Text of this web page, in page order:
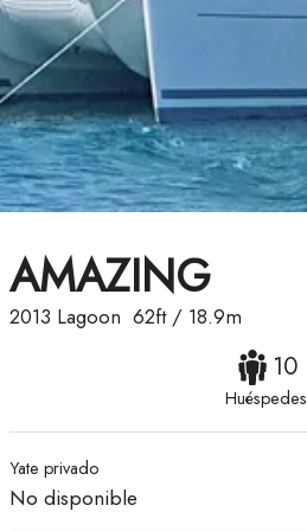
AMAZING
2013 Lagoon 62ft/ 18.9m
10
Huéspedes
Yate privado
No disponible